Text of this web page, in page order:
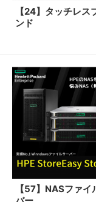
【24】タッチレス
ンド
【57】NASファイ